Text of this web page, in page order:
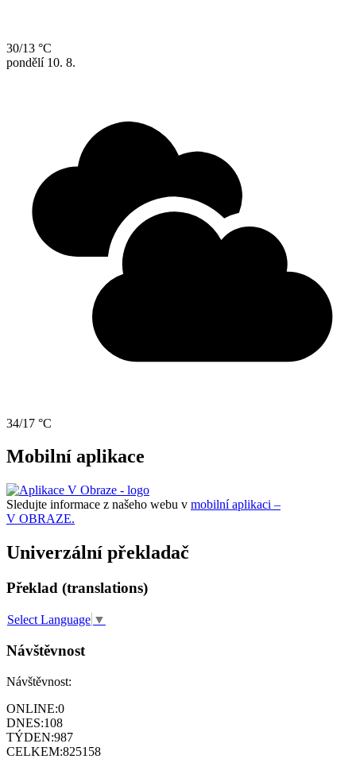
30/13 °C
pondělí 10. 8.
34/17 °C
Mobilní aplikace
Sledujte informace z našeho webu v mobilní aplikaci –
V OBRAZE.
Univerzální překladač
Překlad (translations)
Select Language ▼
Návštěvnost
Návštěvnost:
ONLINE:0
DNES:108
TÝDEN:987
CELKEM:825158